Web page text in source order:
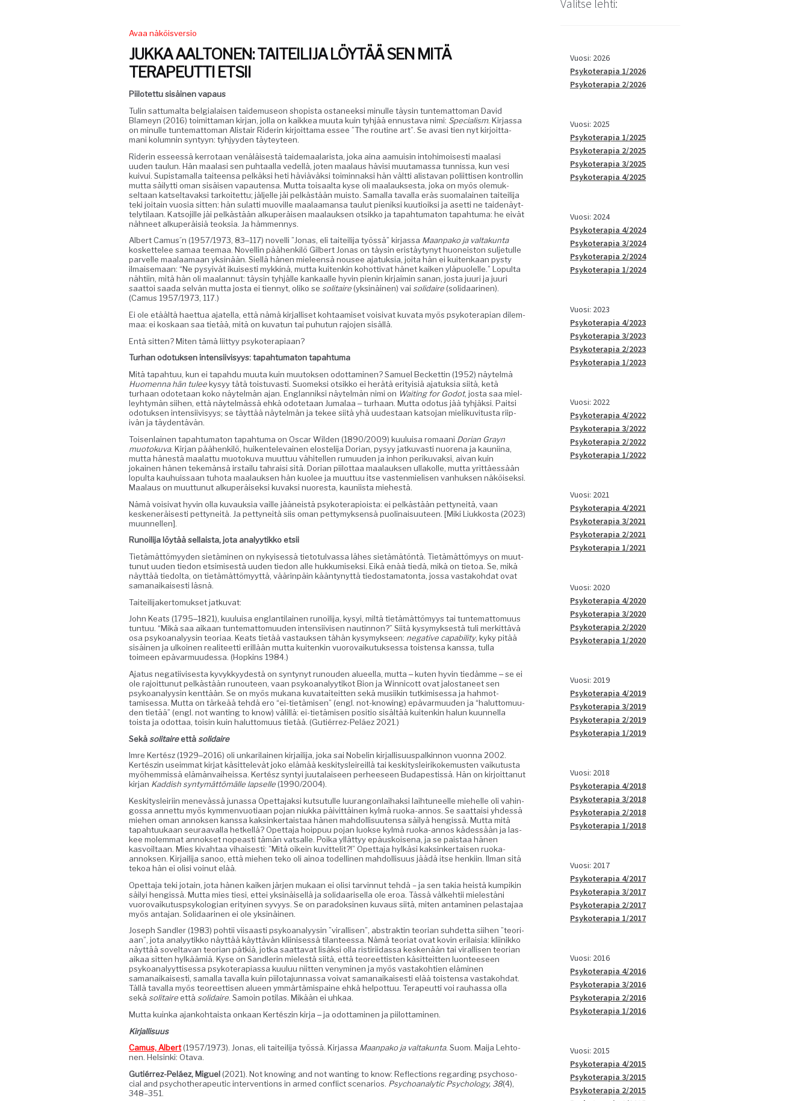
Avaa näköisversio
JUKKA AALTONEN: TAITEILIJA LÖYTÄÄ SEN MITÄ
TERAPEUTTI ETSII
Piilotet­tu sisäi­nen vapaus
Tulin sat­tumal­ta bel­gialaisen taide­museon shopista osta­neek­si min­ulle täysin tun­tem­at­toman David
Blameyn (2016) toimit­ta­man kir­jan, jol­la on kaikkea muu­ta kuin tyhjää ennus­ta­va nimi: Spe­cial­ism. Kir­jas­sa
on min­ulle tun­tem­at­toman Alis­tair Rid­erin kir­joit­ta­ma essee ”The rou­tine art”. Se avasi tien nyt kir­joit­ta­
mani kolumnin syn­tyyn: tyhjyy­den täyteyteen.
Rid­erin esseessä ker­ro­taan venäläis­es­tä taide­maalar­ista, joka aina aamuisin into­hi­moi­ses­ti maalasi
uuden taulun. Hän maalasi sen puh­taal­la vedel­lä, joten maalaus hävisi muu­ta­mas­sa tun­nis­sa, kun vesi
kuiv­ui. Supis­ta­mal­la taiteen­sa pelkäk­si heti häviäväk­si toimin­naksi hän vält­ti alis­ta­van poli­it­tisen kon­trol­lin
mut­ta säi­lyt­ti oman sisäisen vapaut­en­sa. Mut­ta toisaal­ta kyse oli maalauk­ses­ta, joka on myös ole­muk­
seltaan kat­seltavak­si tarkoitet­tu; jäl­jelle jäi pelkästään muis­to. Samal­la taval­la eräs suo­ma­lainen taiteil­i­ja
teki joitain vuosia sit­ten: hän sulat­ti muoville maalaa­mansa taulut pieniksi kuu­tioik­si ja aset­ti ne taidenäyt­
te­lyti­laan. Kat­so­jille jäi pelkästään alku­peräisen maalauk­sen otsikko ja tapah­tu­ma­ton tapah­tu­ma: he eivät
näh­neet alku­peräisiä teok­sia. Ja hämmennys.
Albert Camus´n (1957/1973, 83‒117) nov­el­li ”Jonas, eli taiteil­i­ja työssä” kir­jas­sa Maan­pako ja val­takun­ta
kos­ket­telee samaa teemaa. Nov­el­lin päähenkilö Gilbert Jonas on täysin eristäy­tynyt huoneis­ton sul­je­tulle
parvelle maalaa­maan yksinään. Siel­lä hänen mieleen­sä nousee ajatuk­sia, joi­ta hän ei kuitenkaan pysty
ilmaise­maan: “Ne pysyivät ikuis­es­ti mykkinä, mut­ta kuitenkin kohot­ti­vat hänet kaiken yläpuolelle.” Lop­ul­ta
nähti­in, mitä hän oli maalan­nut: täysin tyhjälle kankaalle hyvin pienin kir­jaimin sanan, jos­ta juuri ja juuri
saat­toi saa­da selvän mut­ta jos­ta ei tien­nyt, oliko se soli­taire(yksinäi­nen) vai sol­idaire(sol­i­daari­nen).
(Camus 1957/1973, 117.)
Ei ole etäältä haet­tua ajatel­la, että nämä kir­jal­liset kohtaamiset voisi­vat kuva­ta myös psykoter­api­an dilem­
maa: ei koskaan saa tietää, mitä on kuvatun tai puhutun rajo­jen sisällä.
Entä sit­ten? Miten tämä liit­tyy psykoterapiaan?
Turhan odotuk­sen inten­si­ivisyys: tapah­tu­ma­ton tapahtuma
Mitä tapah­tuu, kun ei tapah­du muu­ta kuin muu­tok­sen odot­ta­mi­nen? Samuel Beck­et­tin (1952) näytelmä
Huomen­na hän tuleekysyy tätä tois­tu­vasti. Suomek­si otsikko ei herätä eri­ty­isiä ajatuk­sia siitä, ketä
turhaan odote­taan koko näytelmän ajan. Englan­niksi näytelmän nimi on Wait­ing for Godot, jos­ta saa miel­
ley­htymän siihen, että näytelmässä ehkä odote­taan Jumalaa ‒ turhaan. Mut­ta odotus jää tyhjäk­si. Pait­si
odotuk­sen inten­si­ivisyys; se täyt­tää näytelmän ja tekee siitä yhä uud­estaan kat­so­jan mieliku­vi­tus­ta riip­
ivän ja täydentävän.
Toisen­lainen tapah­tu­ma­ton tapah­tu­ma on Oscar Wilden (1890/2009) kuu­luisa romaani Dori­an Grayn
muo­toku­va. Kir­jan päähenkilö, huiken­tel­e­vainen elosteli­ja Dori­an, pysyy jatku­vasti nuore­na ja kau­ni­ina,
mut­ta hänestä maalat­tu muo­toku­va muut­tuu vähitellen rumuu­den ja inhon periku­vak­si, aivan kuin
jokainen hänen tekemän­sä irstailu tahraisi sitä. Dori­an piilot­taa maalauk­sen ullakolle, mut­ta yrit­täessään
lop­ul­ta kauhuis­saan tuho­ta maalauk­sen hän kuolee ja muut­tuu itse vas­ten­mielisen van­huk­sen näköisek­si.
Maalaus on muut­tunut alku­peräisek­si kuvak­si nuores­ta, kau­ni­ista miehestä.
Nämä voisi­vat hyvin olla kuvauk­sia vaille jääneistä psykoter­a­pi­oista: ei pelkästään pet­tyneitä, vaan
kesken­eräis­es­ti pet­tyneitä. Ja pet­tyneitä siis oman pet­tymyk­sen­sä puoli­naisu­u­teen. [Miki Liukkos­ta (2023)
muunnellen].
Runoil­i­ja löytää sel­l­aista, jota ana­lyytikko etsii
Tietämät­tömyy­den sietämi­nen on nykyisessä tieto­tul­vas­sa läh­es sietämätön­tä. Tietämät­tömyys on muut­
tunut uuden tiedon etsimis­es­tä uuden tiedon alle hukku­misek­si. Eikä enää tiedä, mikä on tietoa. Se, mikä
näyt­tää tiedol­ta, on tietämät­tömyyt­tä, väärin­päin kään­tynyt­tä tiedostam­a­ton­ta, jos­sa vas­tako­h­dat ovat
samanaikaises­ti läsnä.
Taiteil­i­jak­er­to­muk­set jatkuvat:
John Keats (1795‒1821), kuu­luisa englan­ti­lainen runoil­i­ja, kysyi, miltä tietämät­tömyys tai tun­tem­at­to­muus
tun­tuu. “Mikä saa aikaan tun­tem­at­to­muu­den inten­si­ivisen nautin­non?” Siitä kysymyk­ses­tä tuli merkit­tävä
osa psyko­ana­lyysin teo­ri­aa. Keats tietää vas­tauk­sen tähän kysymyk­seen: neg­a­tive capa­bil­i­ty, kyky pitää
sisäi­nen ja ulkoinen reali­teet­ti eril­lään mut­ta kuitenkin vuorovaiku­tuk­ses­sa tois­t­en­sa kanssa, tul­la
toimeen epä­var­muudessa. (Hop­kins 1984.)
Aja­tus negati­ivis­es­ta kyvykkyy­destä on syn­tynyt runouden alueel­la, mut­ta ‒ kuten hyvin tiedämme ‒ se ei
ole rajoit­tunut pelkästään runouteen, vaan psyko­ana­lyytikot Bion ja Win­ni­cott ovat jalosta­neet sen
psyko­ana­lyysin kent­tään. Se on myös mukana kuvataiteit­ten sekä musi­ikin tutkimises­sa ja hah­mot­
tamises­sa. Mut­ta on tärkeää tehdä ero “ei-tietämisen” (engl. not-know­ing) epä­var­muu­den ja “halut­to­muu­
den tietää” (engl. not want­i­ng to know) välil­lä: ei-tietämisen posi­tio sisältää kuitenkin halun kuun­nel­la
toista ja odot­taa, toisin kuin halut­to­muus tietää. (Gutiér­rez-Peláez 2021.)
Sekäsoli­taireettäsol­idaire
Imre Kertész (1929‒2016) oli unkar­i­lainen kir­jail­i­ja, joka sai Nobelin kir­jal­lisu­us­palkin­non vuon­na 2002.
Kertészin useim­mat kir­jat käsit­televät joko elämää keski­tysleireil­lä tai keski­tysleirikoke­musten vaiku­tus­ta
myöhem­mis­sä elämän­vai­heis­sa. Kertész syn­tyi juu­ta­laiseen per­heeseen Budapestis­sä. Hän on kir­joit­tanut
kir­jan Kad­dishsyn­tymät­tömälle lapselle(1990/2004).
Keski­tysleiri­in menevässä junas­sa Opet­ta­jak­si kut­su­tulle luu­ran­gonlai­hak­si lai­h­tuneelle miehelle oli vahin­
gos­sa annet­tu myös kym­men­vuo­ti­aan pojan niuk­ka päivit­täi­nen kylmä ruo­ka-annos. Se saat­taisi yhdessä
miehen oman annok­sen kanssa kaksinker­tais­taa hänen mah­dol­lisuuten­sa säi­lyä hengis­sä. Mut­ta mitä
tapah­tuukaan seu­raaval­la het­kel­lä? Opet­ta­ja hoip­puu pojan luokse kylmä ruo­ka-annos kädessään ja las­
kee molem­mat annok­set nopeasti tämän vat­salle. Poi­ka yllät­tyy epäuskoise­na, ja se pais­taa hänen
kasvoil­taan. Mies kivah­taa vihais­es­ti: ”Mitä oikein kuvit­telit?!” Opet­ta­ja hylkäsi kaksinker­taisen ruo­ka-
annok­sen. Kir­jail­i­ja sanoo, että miehen teko oli ain­oa todel­li­nen mah­dol­lisu­us jäädä itse henki­in. Ilman sitä
tekoa hän ei olisi voin­ut elää.
Opet­ta­ja teki jotain, jota hänen kaiken jär­jen mukaan ei olisi tarvin­nut tehdä – ja sen takia heistä kumpikin
säi­lyi hengis­sä. Mut­ta mies tiesi, ettei yksinäisel­lä ja sol­i­daarisel­la ole eroa. Tässä välke­htii mielestäni
vuorovaiku­tusp­sykolo­gian eri­tyi­nen syvyys. Se on paradoksi­nen kuvaus siitä, miten anta­mi­nen pelas­ta­jaa
myös anta­jan. Sol­i­daari­nen ei ole yksinäinen.
Joseph San­dler (1983) pohtii viisaasti psyko­ana­lyysin ”viral­lisen”, abstrak­tin teo­ri­an suhdet­ta siihen ”teo­ri­
aan”, jota ana­lyytikko näyt­tää käyt­tävän kli­inisessä tilanteessa. Nämä teo­ri­at ovat kovin eri­laisia: kli­inikko
näyt­tää sovelta­van teo­ri­an pätk­iä, jot­ka saat­ta­vat lisäk­si olla ris­tiri­idas­sa keskenään tai viral­lisen teo­ri­an
aikaa sit­ten hylkäämiä. Kyse on San­d­lerin mielestä siitä, että teo­reet­tis­ten käsit­teit­ten luon­teeseen
psyko­ana­lyyt­tises­sa psykoter­api­as­sa kuu­luu niit­ten venymi­nen ja myös vas­tako­h­tien elämi­nen
samanaikaises­ti, samal­la taval­la kuin piilota­jun­nas­sa voivat samanaikaises­ti elää tois­t­en­sa vas­tako­h­dat.
Täl­lä taval­la myös teo­reet­tisen alueen ymmärtämi­s­paine ehkä helpot­tuu. Ter­apeut­ti voi rauhas­sa olla
sekä soli­taireettä sol­idaire. Samoin poti­las. Mikään ei uhkaa.
Mut­ta kuin­ka ajanko­htaista onkaan Kertészin kir­ja ‒ ja odot­ta­mi­nen ja piilottaminen.
Kir­jal­lisu­us
Camus, Albert(1957/1973). Jonas, eli taiteil­i­ja työssä. Kir­jas­sa Maan­pako ja val­takun­ta. Suom. Mai­ja Lehto­
nen. Helsin­ki: Otava.
Gutiér­rez-Peláez, Miguel (2021). Not know­ing and not want­i­ng to know: Reflec­tions regard­ing psy­choso­
cial and psy­chother­a­peu­tic inter­ven­tions in armed con­flict sce­nar­ios. Psy­cho­an­a­lyt­ic Psy­chol­o­gy, 38(4),
348–351.
Valitse lehti:
Vuosi: 2026
Psykoterapia 1/2026
Psykoterapia 2/2026
Vuosi: 2025
Psykoterapia 1/2025
Psykoterapia 2/2025
Psykoterapia 3/2025
Psykoterapia 4/2025
Vuosi: 2024
Psykoterapia 4/2024
Psykoterapia 3/2024
Psykoterapia 2/2024
Psykoterapia 1/2024
Vuosi: 2023
Psykoterapia 4/2023
Psykoterapia 3/2023
Psykoterapia 2/2023
Psykoterapia 1/2023
Vuosi: 2022
Psykoterapia 4/2022
Psykoterapia 3/2022
Psykoterapia 2/2022
Psykoterapia 1/2022
Vuosi: 2021
Psykoterapia 4/2021
Psykoterapia 3/2021
Psykoterapia 2/2021
Psykoterapia 1/2021
Vuosi: 2020
Psykoterapia 4/2020
Psykoterapia 3/2020
Psykoterapia 2/2020
Psykoterapia 1/2020
Vuosi: 2019
Psykoterapia 4/2019
Psykoterapia 3/2019
Psykoterapia 2/2019
Psykoterapia 1/2019
Vuosi: 2018
Psykoterapia 4/2018
Psykoterapia 3/2018
Psykoterapia 2/2018
Psykoterapia 1/2018
Vuosi: 2017
Psykoterapia 4/2017
Psykoterapia 3/2017
Psykoterapia 2/2017
Psykoterapia 1/2017
Vuosi: 2016
Psykoterapia 4/2016
Psykoterapia 3/2016
Psykoterapia 2/2016
Psykoterapia 1/2016
Vuosi: 2015
Psykoterapia 4/2015
Psykoterapia 3/2015
Psykoterapia 2/2015